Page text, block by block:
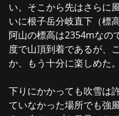
い。そこから先はさらに
いに根子岳分岐直下（標
阿山の標高は2354mなの
度で山頂到着であるが、
か、もう十分に楽しめた。
下りにかかっても吹雪は
ていなかった場所でも強